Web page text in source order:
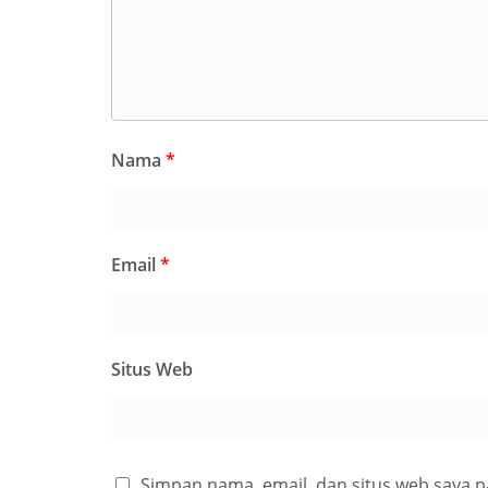
Nama *
Email*
Situs Web